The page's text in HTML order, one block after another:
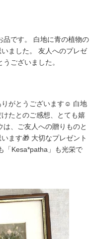
品です。 白地に青の植物の
ました。 友人へのプレゼ
ございました。
りがとうございます☺️ 白地
たとのご感想、とても嬉
、ご友人への贈りものと
ます🎁 大切なプレゼント
「Kesa*patha」も光栄で